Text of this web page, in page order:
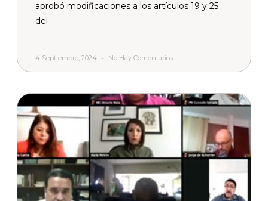
aprobó modificaciones a los artículos 19 y 25
del
4 Septiembre, 2024 No Hay Comentarios